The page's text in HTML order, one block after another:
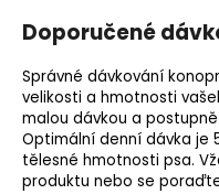
Doporučené
Správné dávkování
velikosti a hmotnosti
malou dávkou a
Optimální denní dávka je
tělesné hmotnosti psa.
produktu nebo se